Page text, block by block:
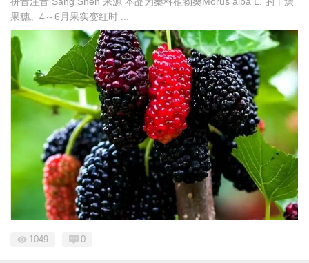
果穗。4～6月果实变红时 ...
1049 0